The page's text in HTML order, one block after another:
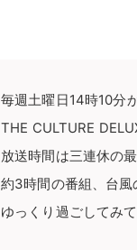
毎週土曜日14時10分
THE CULTURE
放送時間は三連休の
約3時間の番組、台
ゆっくり過ごしてみ